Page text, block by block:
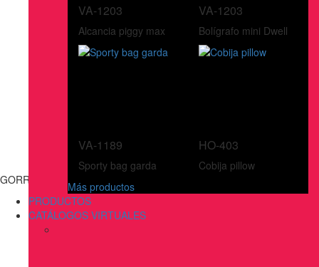
VA-1203
Alcancia piggy max
VA-1203
Bolígrafo mini Dwell
VA-1189
Sporty bag garda
HO-403
Cobija pillow
Más productos
PRODUCTOS
CATÁLOGOS VIRTUALES
GORRAS